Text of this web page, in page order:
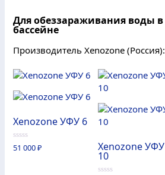
Для обеззараживания воды в
бассейне
Производитель Xenozone (Россия):
Xenozone УФУ 6
0
из
51 000₽ Xenozone УФУ
10